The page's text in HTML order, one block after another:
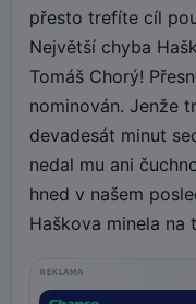
přesto trefíte cíl
Největší chyba
Tomáš Chorý!
nominován. Jenže
devadesát minut
nedal mu ani
hned v našem
Haškova minela na
REKLAMA